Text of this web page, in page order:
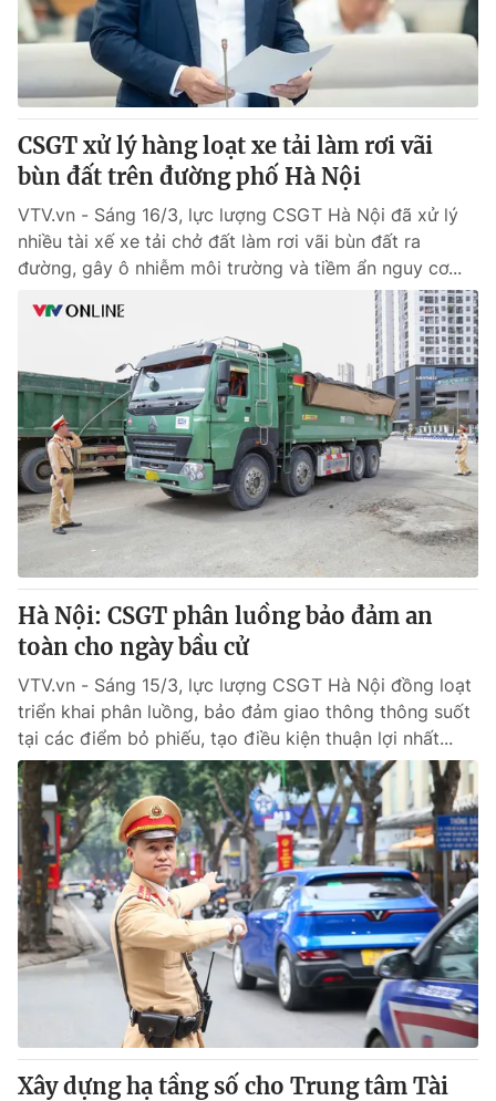
CSGT xử lý hàng loạt xe tải làm rơi vãi
bùn đất trên đường phố Hà Nội
VTV.vn - Sáng 16/3, lực lượng CSGT Hà Nội đã xử lý
nhiều tài xế xe tải chở đất làm rơi vãi bùn đất ra
đường, gây ô nhiễm môi trường và tiềm ẩn nguy cơ...
Hà Nội: CSGT phân luồng bảo đảm an
toàn cho ngày bầu cử
VTV.vn - Sáng 15/3, lực lượng CSGT Hà Nội đồng loạt
triển khai phân luồng, bảo đảm giao thông thông suốt
tại các điểm bỏ phiếu, tạo điều kiện thuận lợi nhất...
Xây dựng hạ tầng số cho Trung tâm Tài